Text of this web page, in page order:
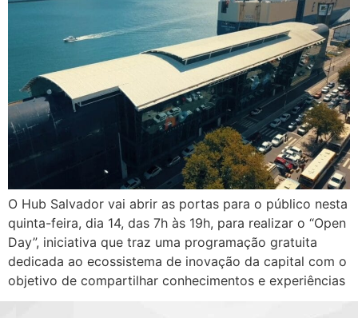
O Hub Salvador vai abrir as portas para o público nesta
quinta-feira, dia 14, das 7h às 19h, para realizar o “Open
Day”, iniciativa que traz uma programação gratuita
dedicada ao ecossistema de inovação da capital com o
objetivo de compartilhar conhecimentos e experiências